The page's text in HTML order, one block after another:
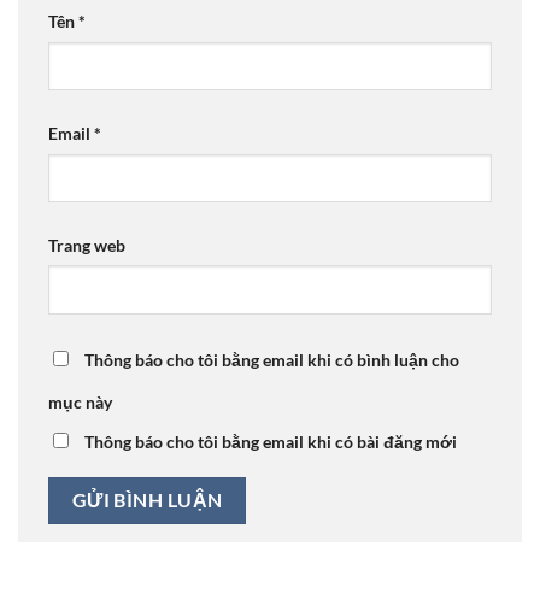
Tên*
Email *
Trang web
Thông báo cho tôi bằng email khi có bình luận cho
mục này
Thông báo cho tôi bằng email khi có bài đăng mới